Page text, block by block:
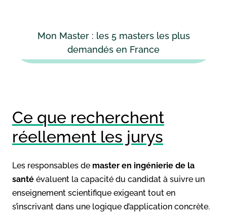
Mon Master : les 5 masters les plus
demandés en France
Ce que recherchent
réellement les jurys
Les responsables de master en ingénierie de la
santé évaluent la capacité du candidat à suivre un
enseignement scientifique exigeant tout en
s’inscrivant dans une logique d’application concrète.